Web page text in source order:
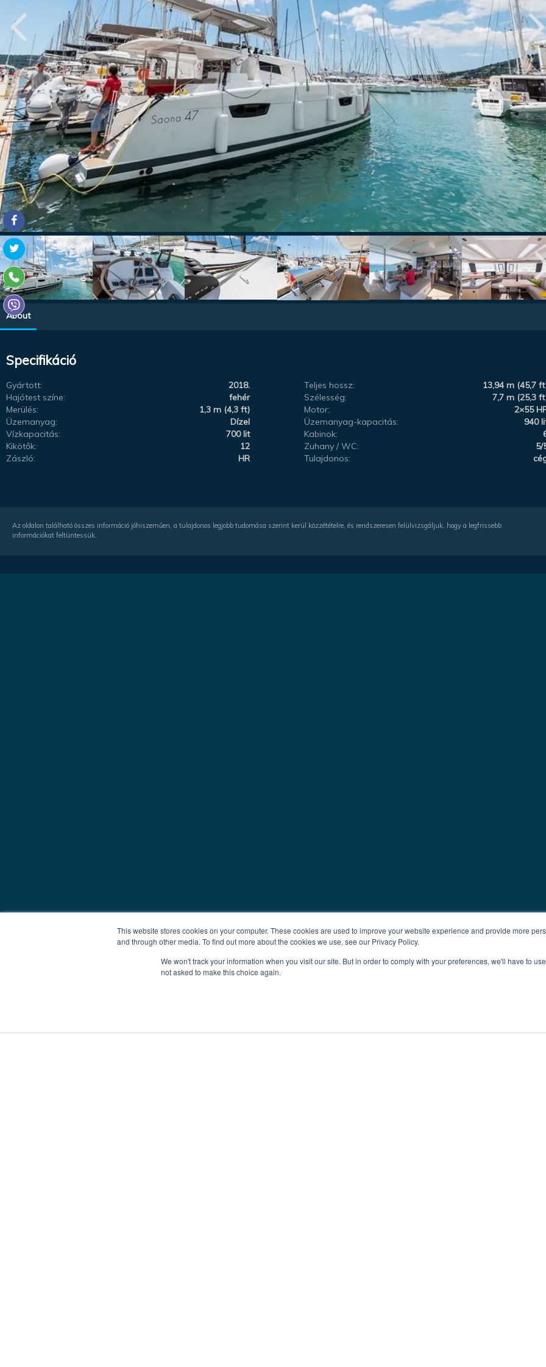
This website stores cookies on your computer. These cookies are used to improve your website experience and provide more
and through other media. To find out more about the cookies we use, see our Privacy Policy.
We won't track your information when you visit our site. But in order to comply with your preferences, we'll have to
not asked to make this choice again.
About
Specifikáció
Gyártott: 2018. Teljes hossz:
13,94 m (45,7
Hajótest színe:
fehér Szélesség:
7,7 m (25,3
Merülés:
1,3 m (4,3 ft) Motor:
2×55
Üzemanyag:
Dízel Üzemanyag-kapacitás:
940
Vízkapacitás:
700 lit Kabinok:
Kikötők:
12 Zuhany / WC:
5/
Zászló:
HR Tulajdonos:
Az oldalon található összes információ jóhiszeműen, a tulajdonos legjobb tudomása szerint kerül közzétételre, és rendszeresen felülvizsgáljuk, hogy a legfrissebb
információkat feltüntessük.